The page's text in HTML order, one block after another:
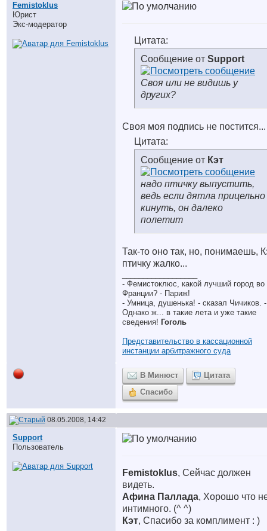
Femistoklus
Юрист
Экс-модератор
Цитата:
Сообщение от Support
Своя или не видишь у
других?
Своя моя подпись не постится...
Цитата:
Сообщение от Кэт
надо птичку выпустить,
ведь если дятла прицельно
кинуть, он далеко
полетит
Так-то оно так, но, понимаешь,
птичку жалко...
- Фемистоклюс, какой лучший город во
Франции? - Париж!
- Умница, душенька! - сказал Чичиков. -
Однако ж... в такие лета и уже такие
сведения! Гоголь
Представительство в кассационной
инстанции арбитражного суда
В Минюст
Цитата
Спасибо
08.05.2008, 14:42
Support
Пользователь
Femistoklus, Сейчас должен
видеть.
Афина Паллада, Хорошо что
интимного. (^ ^)
Кэт, Спасибо за комплимент : )